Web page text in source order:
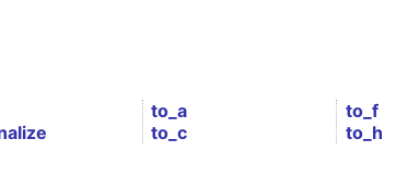
to_a
to_c
to_f
to_h